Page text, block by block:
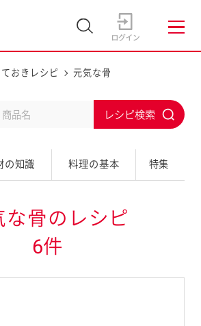
ておきレシピ 元気な骨
の知識 料理の基本 特集
b
な骨のレシピ
6件